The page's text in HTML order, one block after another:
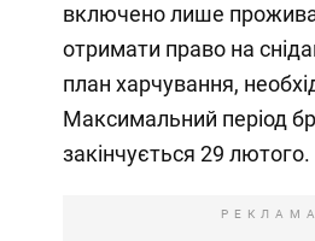
включено лише
отримати право на
план харчування,
Максимальний період
закінчується 29 лютого.
РЕКЛАМА